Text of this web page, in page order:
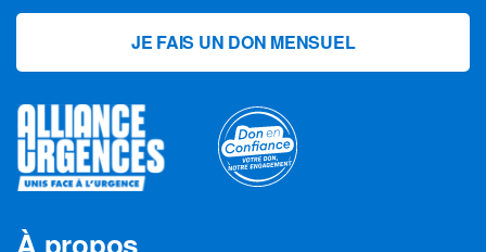
JE FAIS UN DON MENSUEL
À propos